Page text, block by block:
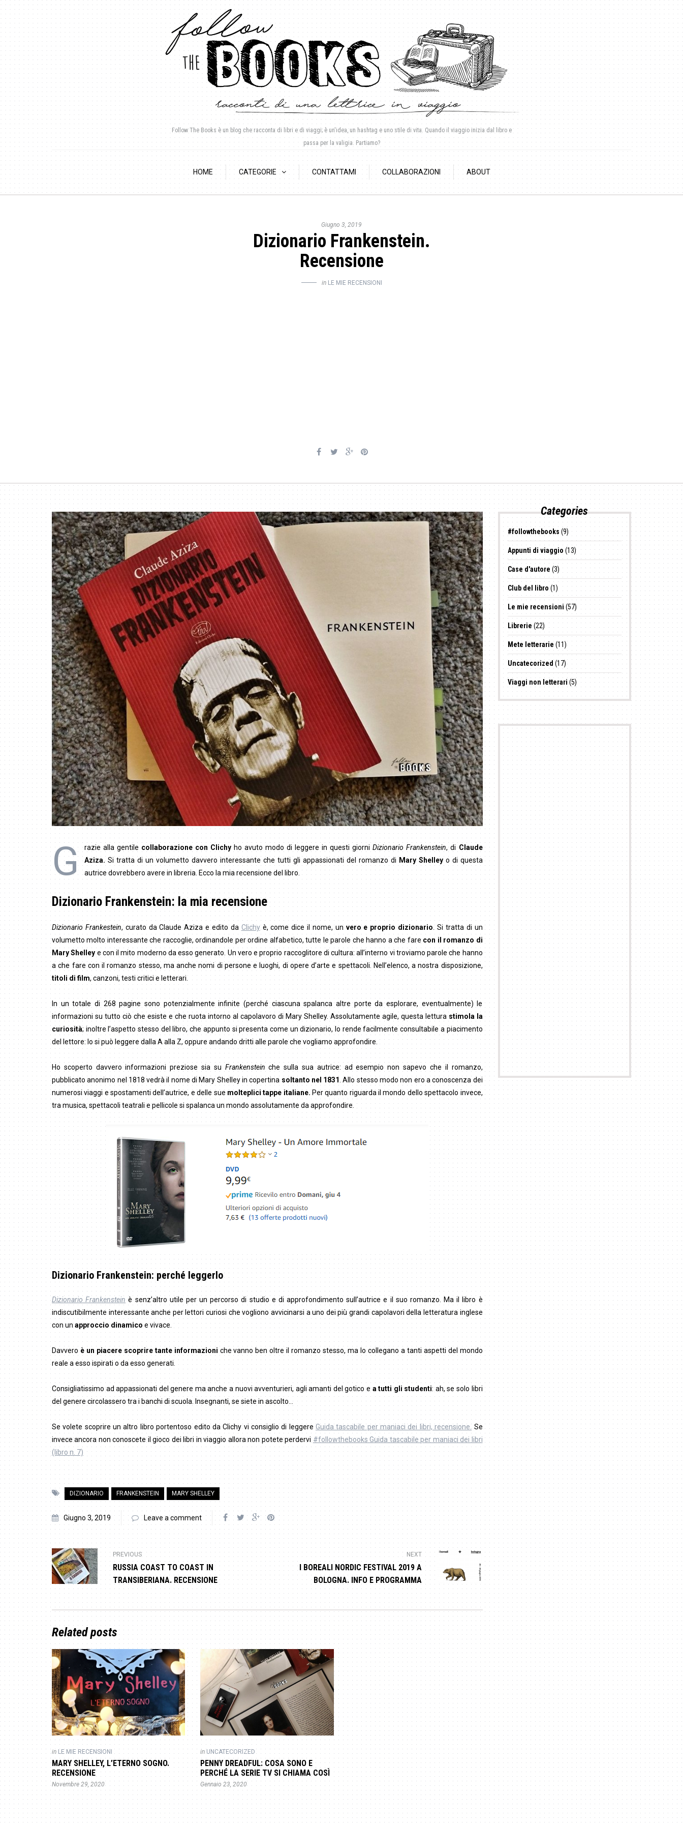
Follow The Books è un blog che racconta di libri e di viaggi; è un'idea, un hashtag e uno stile di vita. Quando il viaggio inizia dal libro e
passa per la valigia. Partiamo?
HOME CATEGORIE CONTATTAMI COLLABORAZIONI ABOUT
Giugno 3, 2019
Dizionario Frankenstein.
Recensione
in LE MIE RECENSIONI
G razie alla gentile collaborazione con Clichy ho avuto modo di leggere in questi giorniDizionario Frankenstein, diClaude
Aziza. Si tratta di un volumetto davvero interessante che tutti gli appassionati del romanzo di Mary Shelleyo di questa
autrice dovrebbero avere in libreria. Ecco la mia recensione del libro.
Dizionario Frankenstein: la mia recensione
Dizionario Frankestein, curato da Claude Aziza e edito da Clichyè, come dice il nome, un vero e proprio dizionario . Si tratta di un
volumetto molto interessante che raccoglie, ordinandole per ordine alfabetico, tutte le parole che hanno a che fare con il romanzo di
Mary Shelleye con il mito moderno da esso generato. Un vero e proprio raccoglitore di cultura: all’interno vi troviamo parole che hanno
a che fare con il romanzo stesso, ma anche nomi di persone e luoghi, di opere d’arte e spettacoli. Nell’elenco, a nostra disposizione,
titoli di film, canzoni, testi critici e letterari.
In un totale di 268 pagine sono potenzialmente infinite (perché ciascuna spalanca altre porte da esplorare, eventualmente) le
informazioni su tutto ciò che esiste e che ruota intorno al capolavoro di Mary Shelley. Assolutamente agile, questa letturastimola la
curiosità; inoltre l’aspetto stesso del libro, che appunto si presenta come un dizionario, lo rende facilmente consultabile a piacimento
del lettore: lo si può leggere dalla A alla Z, oppure andando dritti alle parole che vogliamo approfondire.
Ho scoperto davvero informazioni preziose sia suFrankensteinche sulla sua autrice: ad esempio non sapevo che il romanzo,
pubblicato anonimo nel 1818 vedrà il nome di Mary Shelley in copertina soltanto nel 1831 . Allo stesso modo non ero a conoscenza dei
numerosi viaggi e spostamenti dell’autrice, e delle sue molteplici tappe italiane.Per quanto riguarda il mondo dello spettacolo invece,
tra musica, spettacoli teatrali e pellicole si spalanca un mondo assolutamente da approfondire.
Dizionario Frankenstein: perché leggerlo
Dizionario Frankenstein è senz’altro utile per un percorso di studio e di approfondimento sull’autrice e il suo romanzo. Ma il libro è
indiscutibilmente interessante anche per lettori curiosi che vogliono avvicinarsi a uno dei più grandi capolavori della letteratura inglese
con unapproccio dinamico e vivace.
Davvero è un piacere scoprire tante informazioni che vanno ben oltre il romanzo stesso, ma lo collegano a tanti aspetti del mondo
reale a esso ispirati o da esso generati.
Consigliatissimo ad appassionati del genere ma anche a nuovi avventurieri, agli amanti del gotico ea tutti gli studenti: ah, se solo libri
del genere circolassero tra i banchi di scuola. Insegnanti, se siete in ascolto…
Se volete scoprire un altro libro portentoso edito da Clichy vi consiglio di leggere Guida tascabile per maniaci dei libri, recensione. Se
invece ancora non conoscete il gioco dei libri in viaggio allora non potete perdervi #followthebooks Guida tascabile per maniaci dei libri
(libro n. 7)
DIZIONARIO FRANKENSTEIN MARY SHELLEY
Giugno 3, 2019 Leave a comment
PREVIOUS
RUSSIA COAST TO COAST IN
TRANSIBERIANA. RECENSIONE
NEXT
I BOREALI NORDIC FESTIVAL 2019 A
BOLOGNA. INFO E PROGRAMMA
Related posts
in LE MIE RECENSIONI
MARY SHELLEY, L’ETERNO SOGNO.
RECENSIONE
Novembre 29, 2020
inUNCATECORIZED
PENNY DREADFUL: COSA SONO E
PERCHÉ LA SERIE TV SI CHIAMA COSÌ
Gennaio 23, 2020
Categories
#followthebooks (9)
Appunti di viaggio (13)
Case d'autore (3)
Club del libro(1)
Le mie recensioni (57)
Librerie (22)
Mete letterarie(11)
Uncatecorized(17)
Viaggi non letterari(5)